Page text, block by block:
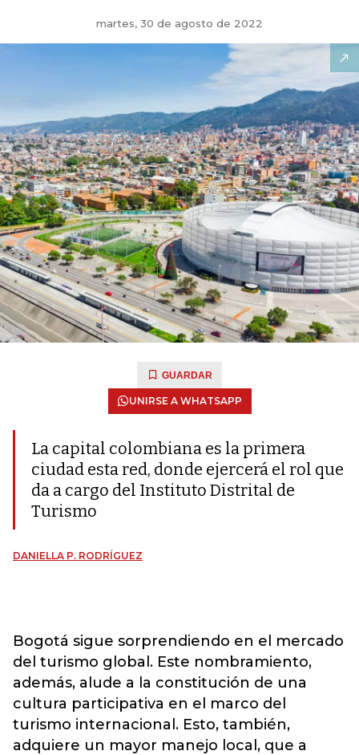
martes, 30 de agosto de 2022
GUARDAR
UNIRSE A WHATSAPP
La capital colombiana es la primera
ciudad esta red, donde ejercerá el rol que
da a cargo del Instituto Distrital de
Turismo
DANIELLA P. RODRÍGUEZ
Bogotá sigue sorprendiendo en el mercado
del turismo global. Este nombramiento,
además, alude a la constitución de una
cultura participativa en el marco del
turismo internacional. Esto, también,
adquiere un mayor manejo local, que a